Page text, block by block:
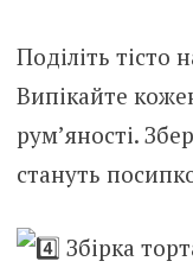
Поділіть тісто
Випікайте
рум’яності.
стануть
Збірка